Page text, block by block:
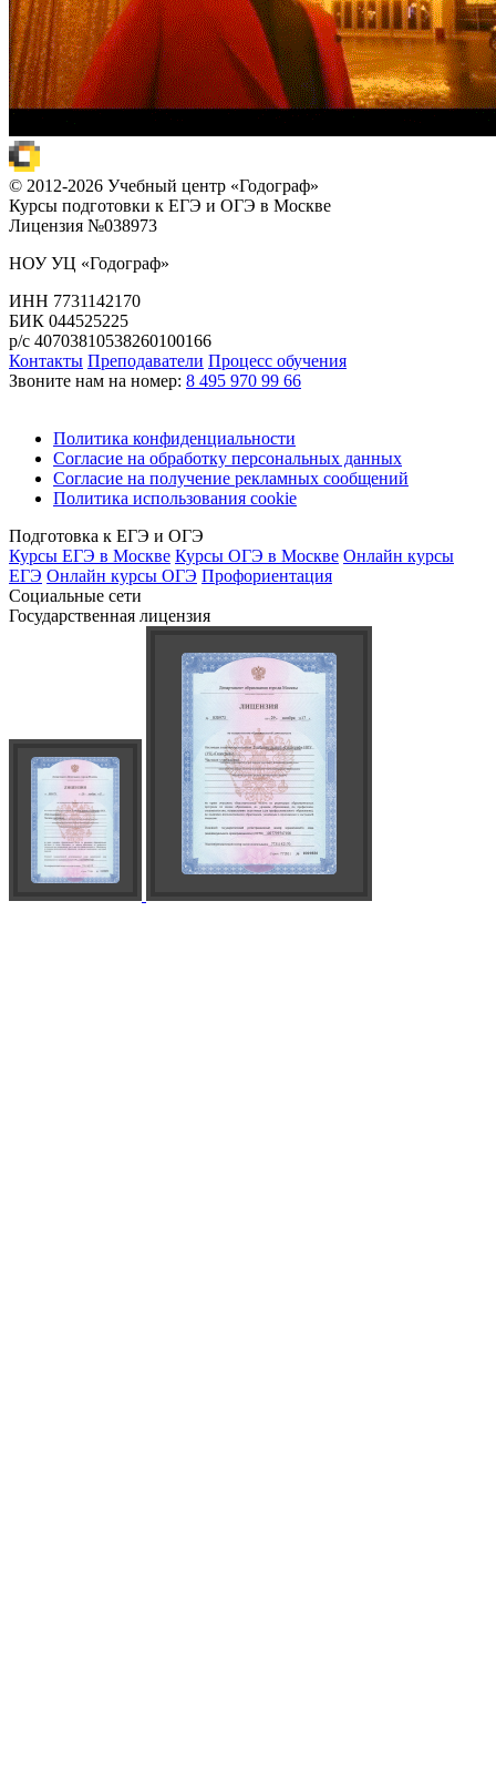
© 2012-2026 Учебный центр «Годограф»
Курсы подготовки к ЕГЭ и ОГЭ в Москве
Лицензия №038973
НОУ УЦ «Годограф»
ИНН 7731142170
БИК 044525225
р/с 40703810538260100166
Контакты Преподаватели Процесс обучения
Звоните нам на номер: 8 495 970 99 66
Политика конфиденциальности
Согласие на обработку персональных данных
Согласие на получение рекламных сообщений
Политика использования cookie
Подготовка к ЕГЭ и ОГЭ
Курсы ЕГЭ в Москве Курсы ОГЭ в Москве Онлайн курсы
ЕГЭ Онлайн курсы ОГЭ Профориентация
Социальные сети
Государственная лицензия